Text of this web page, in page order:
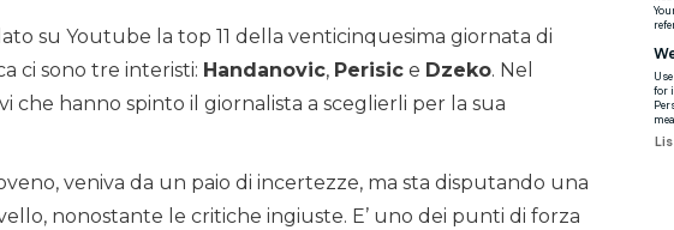
su Youtube la top 11 della venticinquesima giornata di
ci sono tre interisti: Handanovic, Perisic e Dzeko. Nel
che hanno spinto il giornalista a sceglierli per la sua
veniva da un paio di incertezze, ma sta disputando una
nonostante le critiche ingiuste. E’ uno dei punti di forza